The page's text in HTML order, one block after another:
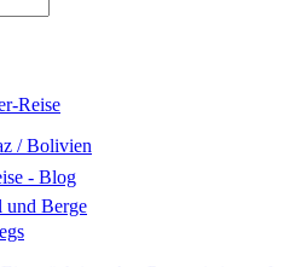
Reise
/ Bolivien
- Blog
und Berge